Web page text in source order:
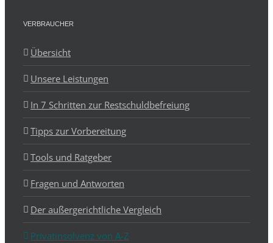
VERBRAUCHER
Übersicht
Unsere Leistungen
In 7 Schritten zur Restschuldbefreiung
Tipps zur Vorbereitung
Tools und Ratgeber
Fragen und Antworten
Der außergerichtliche Vergleich
Privatinsolvenz von A-Z